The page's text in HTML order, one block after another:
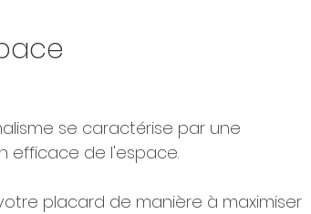
se caractérise par une
efficace de l'espace.
placard de manière à maximiser